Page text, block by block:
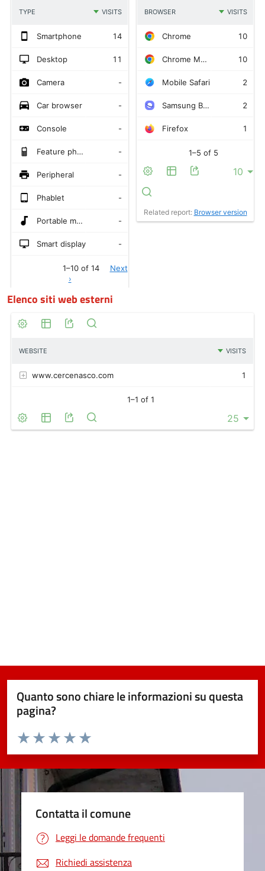
Elenco siti web esterni
Quanto sono chiare le informazioni su questa
pagina?
Valuta da 1 a 5 stelle la pagina
Valuta 5 stelle su 5
Valuta 4 stelle su 5
Valuta 3 stelle su 5
Valuta 2 stelle su 5
Valuta 1 stelle su 5
Contatta il comune
Leggi le domande frequenti
Richiedi assistenza